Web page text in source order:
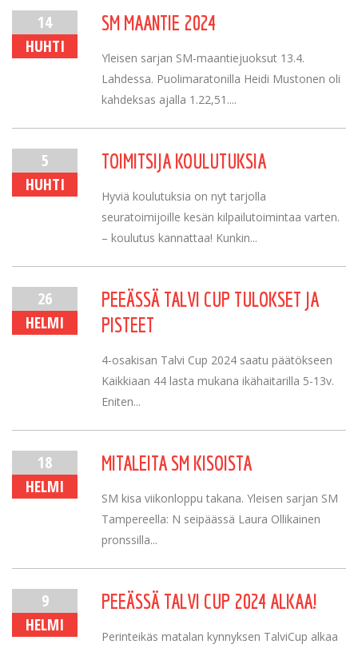
14
HUHTI
SM MAANTIE 2024
Yleisen sarjan SM-maantiejuoksut 13.4.
Lahdessa. Puolimaratonilla Heidi Mustonen oli
kahdeksas ajalla 1.22,51....
5
HUHTI
TOIMITSIJA KOULUTUKSIA
Hyviä koulutuksia on nyt tarjolla
seuratoimijoille kesän kilpailutoimintaa varten.
– koulutus kannattaa! Kunkin...
26
HELMI
PEEÄSSÄ TALVI CUP TULOKSET JA
PISTEET
4-osakisan Talvi Cup 2024 saatu päätökseen
Kaikkiaan 44 lasta mukana ikähaitarilla 5-13v.
Eniten...
18
HELMI
MITALEITA SM KISOISTA
SM kisa viikonloppu takana. Yleisen sarjan SM
Tampereella: N seipäässä Laura Ollikainen
pronssilla...
9
HELMI
PEEÄSSÄ TALVI CUP 2024 ALKAA!
Perinteikäs matalan kynnyksen TalviCup alkaa